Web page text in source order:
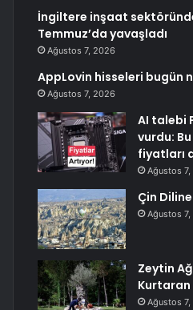
İngiltere inşaat
Temmuz’da yavaşladı
Ağustos 7, 2026
AppLovin hisseleri bugün
Ağustos 7, 2026
AI talebi
vurdu:
fiyatları
Ağustos
Çin
Ağustos
Zeytin
Kurtaran
Ağustos